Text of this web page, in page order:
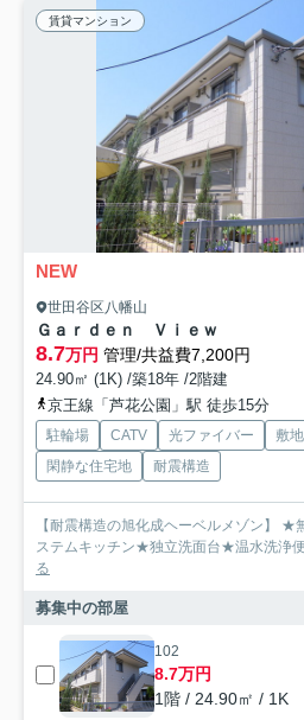
賃貸マンション
NEW
世田谷区八幡山
Ｇａｒｄｅｎ Ｖｉｅｗ
8.7万円 管理/共益費7,200円
24.90㎡ (1K) /築18年 /2階建
京王線「芦花公園」駅 徒歩15分
駐輪場 CATV 光ファイバー
敷
閑静な住宅地
耐震構造
【耐震構造の旭化成ヘーベルメゾン】
ステムキッチン★独立洗面台★温水洗浄
る
募集中の部屋
102
8.7万円
1階 / 24.90㎡ / 1K